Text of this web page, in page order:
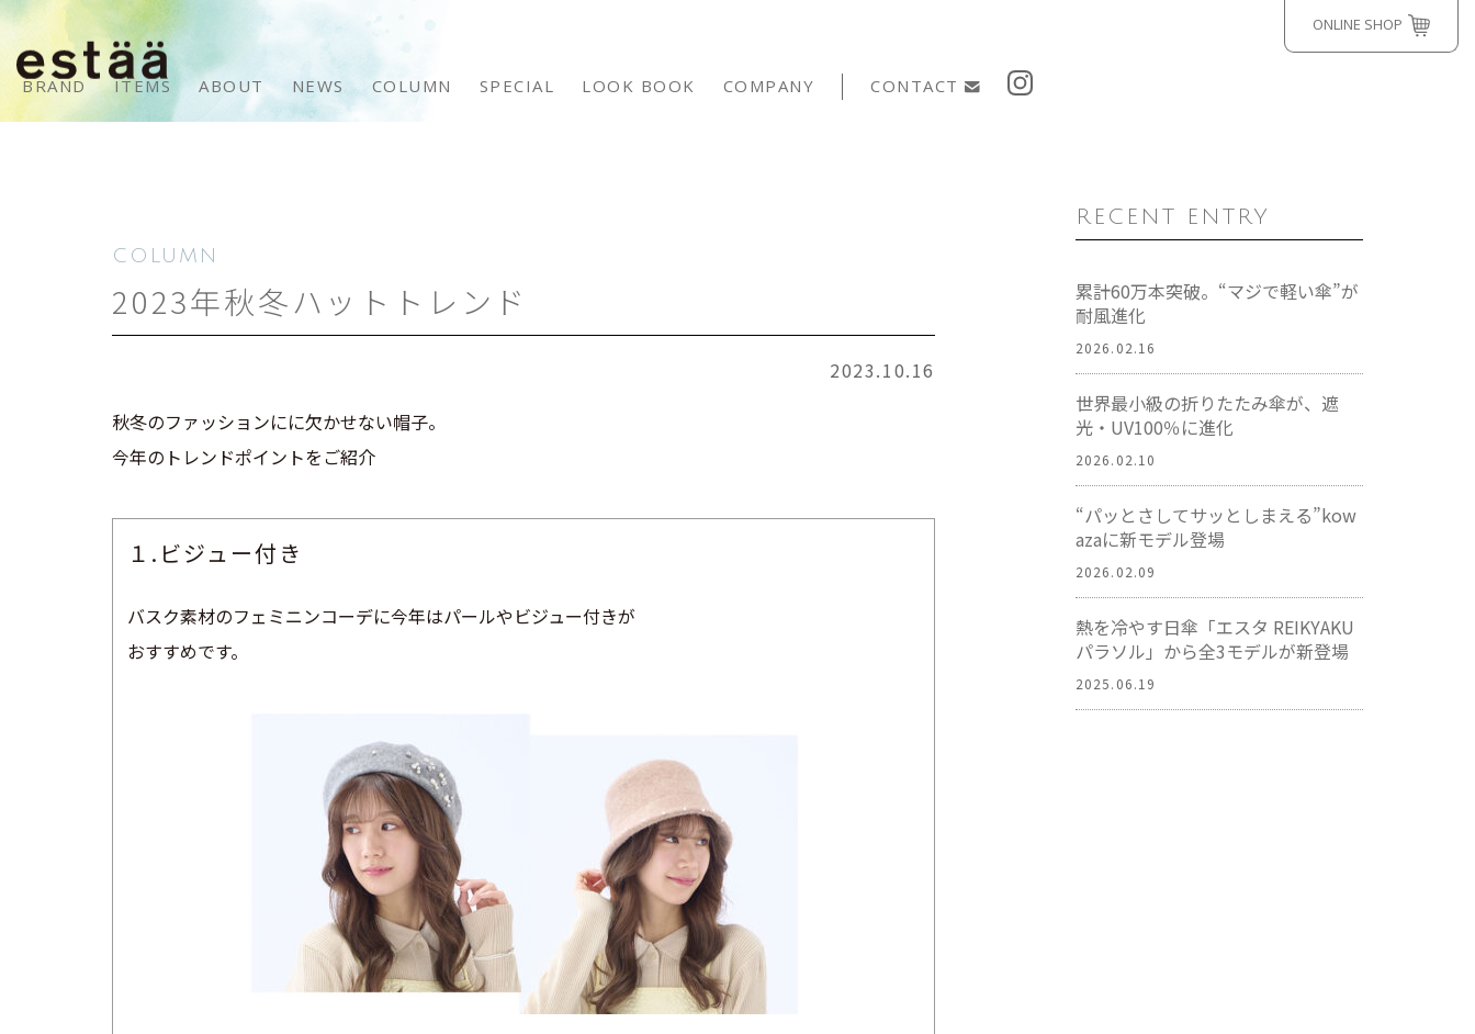
ONLINE SHOP
BRAND ITEMS ABOUT NEWS COLUMN SPECIAL LOOK BOOK COMPANY CONTACT
COLUMN
2023年秋冬ハットトレンド
2023.10.16
秋冬のファッションにに欠かせない帽子。
今年のトレンドポイントをご紹介
１.ビジュー付き
バスク素材のフェミニンコーデに今年はパールやビジュー付きが
おすすめです。
RECENT ENTRY
累計60万本突破。“マジで軽い傘”が
耐風進化
2026.02.16
世界最小級の折りたたみ傘が、遮
光・UV100％に進化
2026.02.10
“パッとさしてサッとしまえる”kow
azaに新モデル登場
2026.02.09
熱を冷やす日傘「エスタ REIKYAKU
パラソル」から全3モデルが新登場
2025.06.19